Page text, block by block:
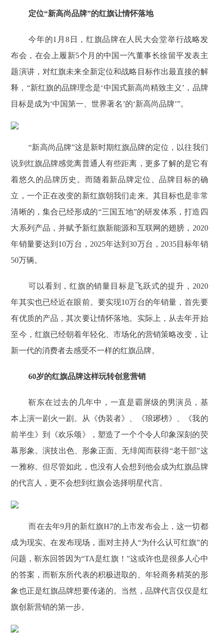
定位“新高尚品牌”的红旗让情怀落地
今年的1月8日，红旗品牌在人民大会堂举行战略发
布会，在会上履新5个月的中国一汽董事长徐留平发表主
题演讲，对红旗未来全新定位和战略目标作出最直接的解
释，“新红旗的品牌理念是‘中国式新高尚精致主义’，品牌
目标是成为‘中国第一、世界著名’的‘新高尚品牌’”。
“新高尚品牌”这是新时期红旗品牌的定位，以往我们
说到红旗品牌感觉离普通人有些距离，更多了解的是它有
着悠久的品牌历史。而随着新品牌定位、品牌目标的确
立，一个正在改变的新红旗朝我们走来。其目标也是非常
清晰的，集合已经形成的“三国五地”的研发体系，打造四
大系列产品，并赋予新红旗新能源和互联网的翅膀，2020
年销量要达到10万台，2025年达到30万台，2035目标年销
50万辆。
可以看到，红旗的销量目标是飞跃式的提升，2020
年其实也已经近在眼前。要实现10万台的年销量，首先要
有优质的产品，其次要让情怀落地。实际上，从去年开始
至今，红旗已经朝着年轻化、市场化的营销策略改变，让
新一代的消费者去感受不一样的红旗品牌。
60岁的红旗品牌这样玩转创意营销
靳东在过去的几年中，一直是霸屏级的男演员，基
本上演一剧火一剧。从《伪装者》、《琅琊榜》、《我的
前半生》到《欢乐颂》，塑造了一个个令人印象深刻的荧
幕形象。演技出色、形象正面、无绯闻而获得“老干部”这
一雅称。但尽管如此，也没有人会想到他会成为红旗品牌
的代言人，更不会想到红旗会选择明星代言。
而在去年9月的新红旗H7的上市发布会上，这一切都
成为现实。在发布现场，面对主持人“为什么认可红旗”的
问题，靳东回答因为“TA是红旗！”这或许也是很多人心中
的答案，而靳东所代表的积极进取的、年轻商务精英的形
象也正是红旗品牌想要传递的。当然，品牌代言仅仅是红
旗创新营销的第一步。